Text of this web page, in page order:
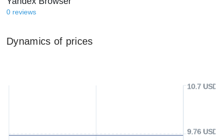
0 reviews
Dynamics of prices
9.76 USD
10.7 USD